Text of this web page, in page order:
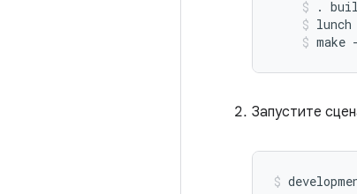
.
lunch
make
Запустите